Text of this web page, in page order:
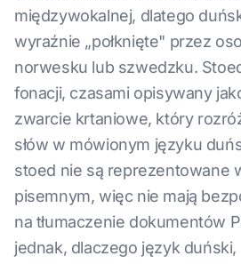
międzywokalnej, dlatego
wyraźnie „połknięte" przez
norwesku lub szwedzku.
fonacji, czasami opisywany
zwarcie krtaniowe, który
słów w mówionym języku
stoed nie są reprezentowane
pisemnym, więc nie mają
na tłumaczenie dokumentów
jednak, dlaczego język